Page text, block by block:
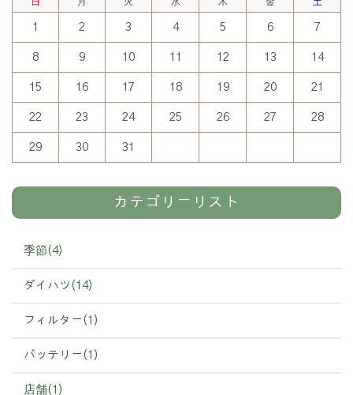
1 2 3 4 5 6 7
8 9 10 11 12 13 14
15 16 17 18 19 20 21
22 23 24 25 26 27 28
29 30 31
カテゴリーリスト
季節(4)
ダイハツ(14)
フィルター(1)
バッテリー(1)
店舗(1)